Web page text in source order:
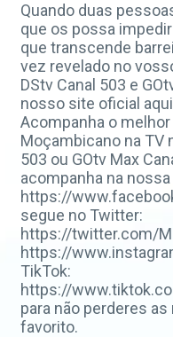
Quando duas
que os possa
que transcende
vez revelado no
DStv Canal 503 e
nosso site oficial
Acompanha o
Moçambicano na TV
503 ou GOtv Max
acompanha na
https://
segue no Twitter:
https://twitter.com/
https://
TikTok:
https://
para não perderes
favorito.